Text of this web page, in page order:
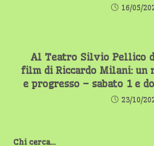
16/05/
Al Teatro Silvio Pellico
film di Riccardo Milani: un
e progresso – sabato 1 e
23/10/
Chi cerca...